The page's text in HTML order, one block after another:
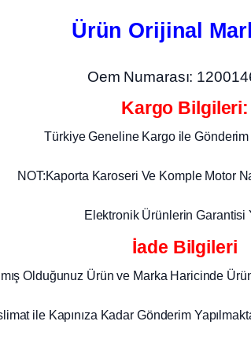
Ürün Orijinal
Oem Numarası:
Kargo Bilgileri:
Türkiye Geneline Kargo ile Gönderim
NOT:Kaporta Karoseri Ve Komple Motor
Elektronik Ürünlerin Garantisi
İade Bilgileri
Olduğunuz Ürün ve Marka Haricinde
ile Kapınıza Kadar Gönderim